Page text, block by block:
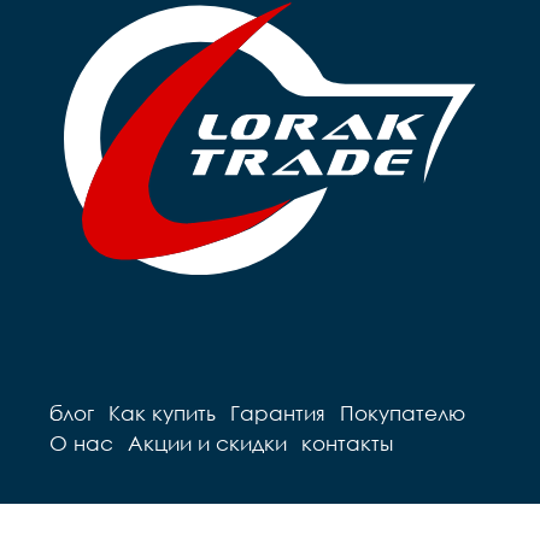
блог Как купить Гарантия
Покупателю
О нас
Акции и скидки контакты